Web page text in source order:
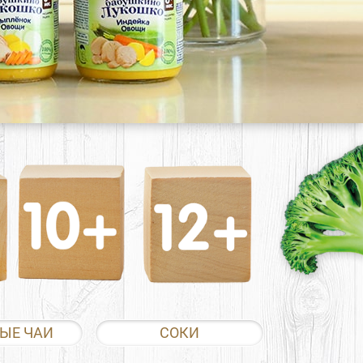
ЧАИ СОКИ